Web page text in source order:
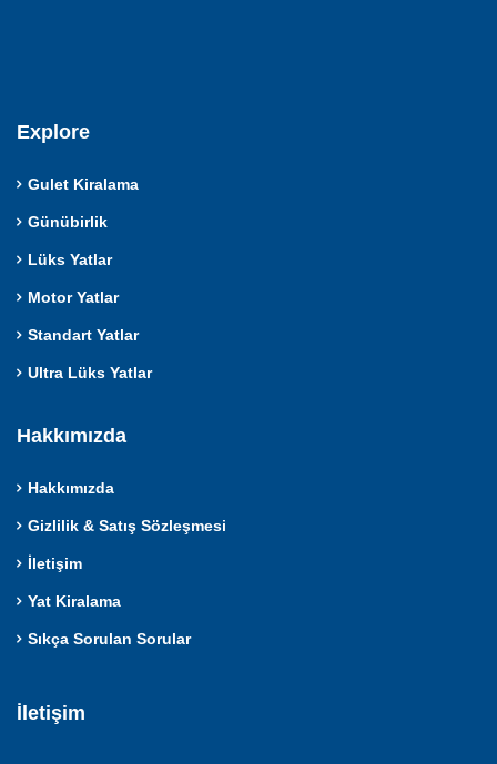
Explore
Gulet Kiralama
Günübirlik
Lüks Yatlar
Motor Yatlar
Standart Yatlar
Ultra Lüks Yatlar
Hakkımızda
Hakkımızda
Gizlilik & Satış Sözleşmesi
İletişim
Yat Kiralama
Sıkça Sorulan Sorular
İletişim